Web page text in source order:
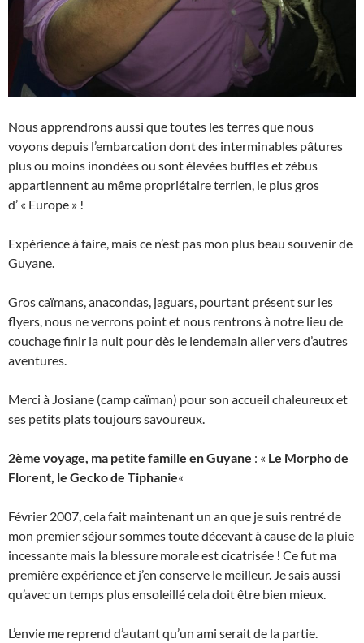
Nous apprendrons aussi que toutes les terres que nous
voyons depuis l’embarcation dont des interminables pâtures
plus ou moins inondées ou sont élevées buffles et zébus
appartiennent au même propriétaire terrien, le plus gros
d’ « Europe » !
Expérience à faire, mais ce n’est pas mon plus beau souvenir de
Guyane.
Gros caïmans, anacondas, jaguars, pourtant présent sur les
flyers, nous ne verrons point et nous rentrons à notre lieu de
couchage finir la nuit pour dès le lendemain aller vers d’autres
aventures.
Merci à Josiane (camp caïman) pour son accueil chaleureux et
ses petits plats toujours savoureux.
2ème voyage, ma petite famille en Guyane : « Le Morpho de
Florent, le Gecko de Tiphanie«
Février 2007, cela fait maintenant un an que je suis rentré de
mon premier séjour sommes toute décevant à cause de la pluie
incessante mais la blessure morale est cicatrisée ! Ce fut ma
première expérience et j’en conserve le meilleur. Je sais aussi
qu’avec un temps plus ensoleillé cela doit être bien mieux.
L’envie me reprend d’autant qu’un ami serait de la partie.